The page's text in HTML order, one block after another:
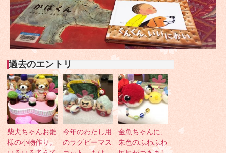
過去のエントリ
柴犬ちゃんお雛
様の小物作り。
今年のわたし用
のラグビーマス
金魚ちゃんに、
朱色のふわふわ